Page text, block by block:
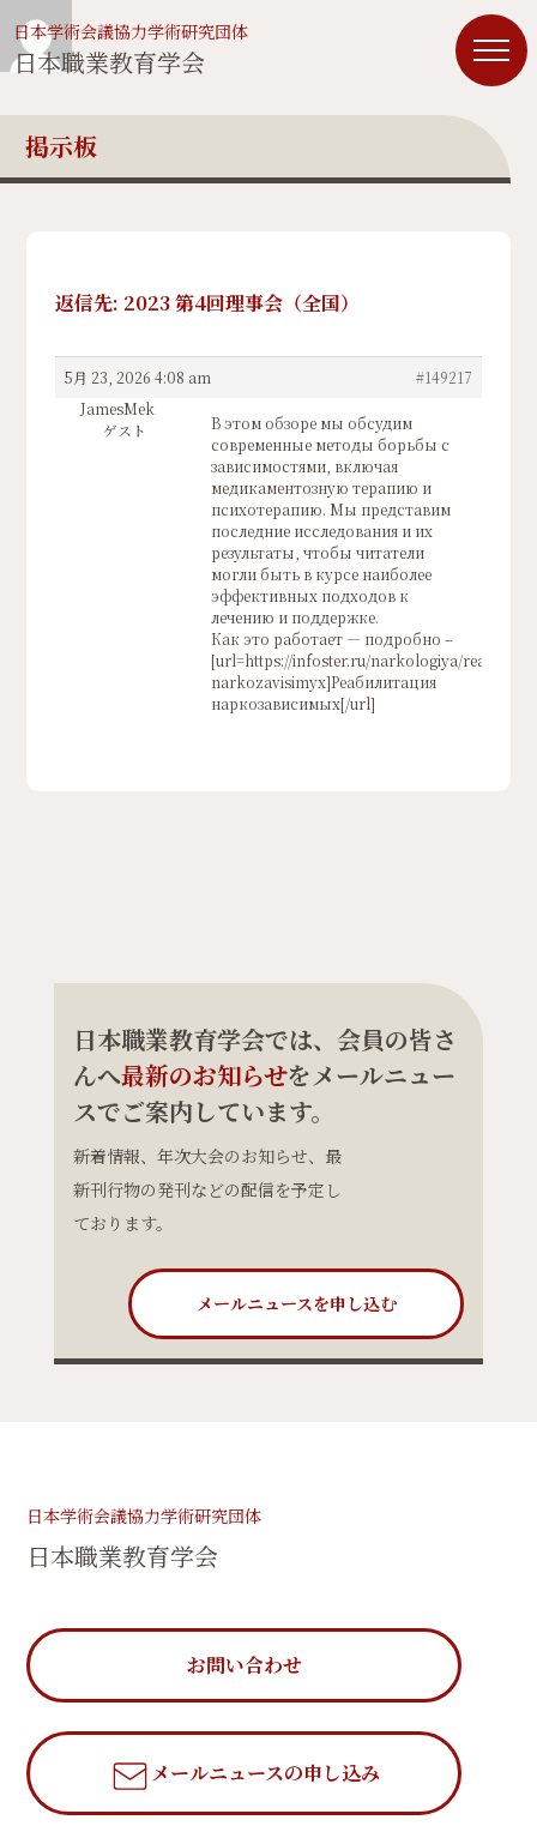
日本学術会議協力学術研究団体
日本職業教育学会
掲示板
返信先: 2023 第4回理事会（全国）
5月 23, 2026 4:08 am
#149217
JamesMek
ゲスト
В этом обзоре мы обсудим
современные методы борьбы с
зависимостями, включая
медикаментозную терапию и
психотерапию. Мы представим
последние исследования и их
результаты, чтобы читатели
могли быть в курсе наиболее
эффективных подходов к
лечению и поддержке.
Как это работает — подробно –
[url=https://infoster.ru/narkologiya/
narkozavisimyx]Реабилитация
наркозависимых[/url]
日本職業教育学会では、会員の皆さ
んへ最新のお知らせをメールニュー
スでご案内しています。
新着情報、年次大会のお知らせ、最
新刊行物の発刊などの配信を予定し
ております。
メールニュースを申し込む
日本学術会議協力学術研究団体
日本職業教育学会
お問い合わせ
メールニュースの申し込み